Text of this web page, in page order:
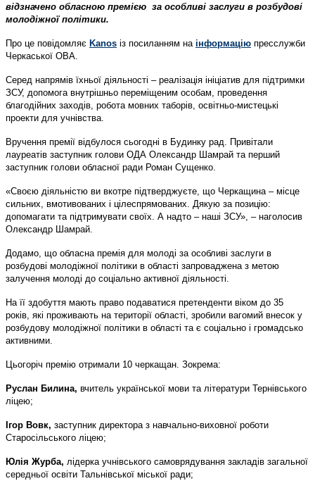
відзначено обласною премією за особливі заслуги в розбудові
молодіжної політики.
Про це повідомляє Kanos із посиланням на інформацію пресслужби
Черкаської ОВА.
Серед напрямів їхньої діяльності – реалізація ініціатив для підтримки
ЗСУ, допомога внутрішньо переміщеним особам, проведення
благодійних заходів, робота мовних таборів, освітньо-мистецькі
проекти для учнівства.
Вручення премії відбулося сьогодні в Будинку рад. Привітали
лауреатів заступник голови ОДА Олександр Шамрай та перший
заступник голови обласної ради Роман Сущенко.
«Своєю діяльністю ви вкотре підтверджуєте, що Черкащина – місце
сильних, вмотивованих і цілеспрямованих. Дякую за позицію:
допомагати та підтримувати своїх. А надто – наші ЗСУ», – наголосив
Олександр Шамрай.
Додамо, що обласна премія для молоді за особливі заслуги в
розбудові молодіжної політики в області запроваджена з метою
залучення молоді до соціально активної діяльності.
На її здобуття мають право подаватися претенденти віком до 35
років, які проживають на території області, зробили вагомий внесок у
розбудову молодіжної політики в області та є соціально і громадсько
активними.
Цьогоріч премію отримали 10 черкащан. Зокрема:
Руслан Билина, вчитель української мови та літератури Тернівського
ліцею;
Ігор Вовк, заступник директора з навчально-виховної роботи
Старосільського ліцею;
Юлія Журба, лідерка учнівського самоврядування закладів загальної
середньої освіти Тальнівської міської ради;